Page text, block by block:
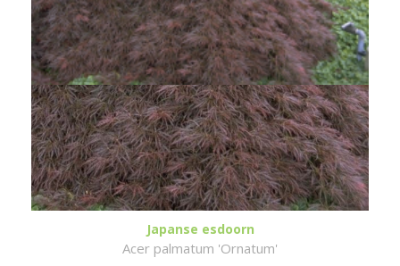
Japanse esdoorn
Acer palmatum 'Ornatum'